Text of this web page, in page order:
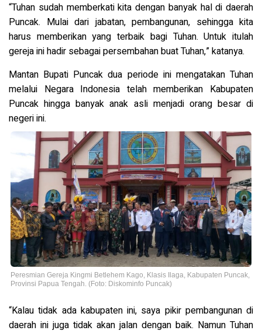
“Tuhan sudah memberkati kita dengan banyak hal di daerah
Puncak. Mulai dari jabatan, pembangunan, sehingga kita
harus memberikan yang terbaik bagi Tuhan. Untuk itulah
gereja ini hadir sebagai persembahan buat Tuhan,” katanya.
Mantan Bupati Puncak dua periode ini mengatakan Tuhan
melalui Negara Indonesia telah memberikan Kabupaten
Puncak hingga banyak anak asli menjadi orang besar di
negeri ini.
Peresmian Gereja Kingmi Betlehem Kago, Klasis Ilaga, Kabupaten Puncak,
Provinsi Papua Tengah. (Foto: Diskominfo Puncak)
“Kalau tidak ada kabupaten ini, saya pikir pembangunan di
daerah ini juga tidak akan jalan dengan baik. Namun Tuhan